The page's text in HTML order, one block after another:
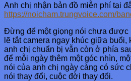
Anh chị nhận bản đồ miễn phí tại
https://noicham.trungvoice.com/
Đừng để một giọng nói chưa được
lẽ tắt camera ngay khúc giữa buổi,
anh chị chuẩn bị vẫn còn ở phía
để mỗi ngày thêm một góc nhìn,
nói của anh chị ngày càng có sức
nói thay đổi, cuộc đời thay đổi.